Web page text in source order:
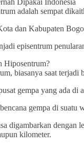
Dipakai Indonesia
adalah sempat
dan Kabupaten
episentrum
Hiposentrum?
biasanya saat
gempa yang ada di
gempa di
digambarkan dengan
kilometer.